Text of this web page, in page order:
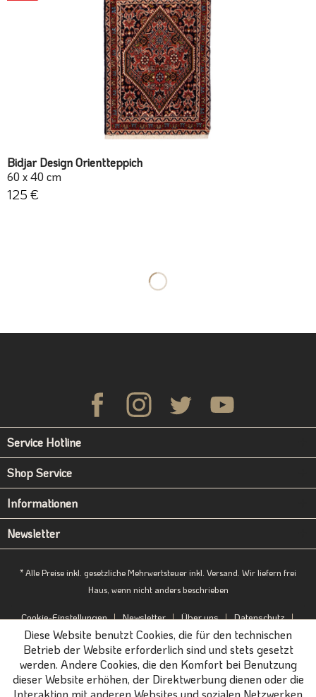
Bidjar Design Orientteppich
60 x 40 cm
125 €
Service Hotline
Shop Service
Informationen
Newsletter
* Alle Preise inkl. gesetzliche Mehrwertsteuer inkl. Versand. Wir liefern frei
Haus, wenn nicht anders beschrieben
Cookie-Einstellungen Newsletter Über uns
Datenschutz
Impressum
B2B-Portal
Diese Website benutzt Cookies, die für den technischen
Betrieb der Website erforderlich sind und stets gesetzt
werden. Andere Cookies, die den Komfort bei Benutzung
dieser Website erhöhen, der Direktwerbung dienen oder die
Interaktion mit anderen Websites und sozialen Netzwerken